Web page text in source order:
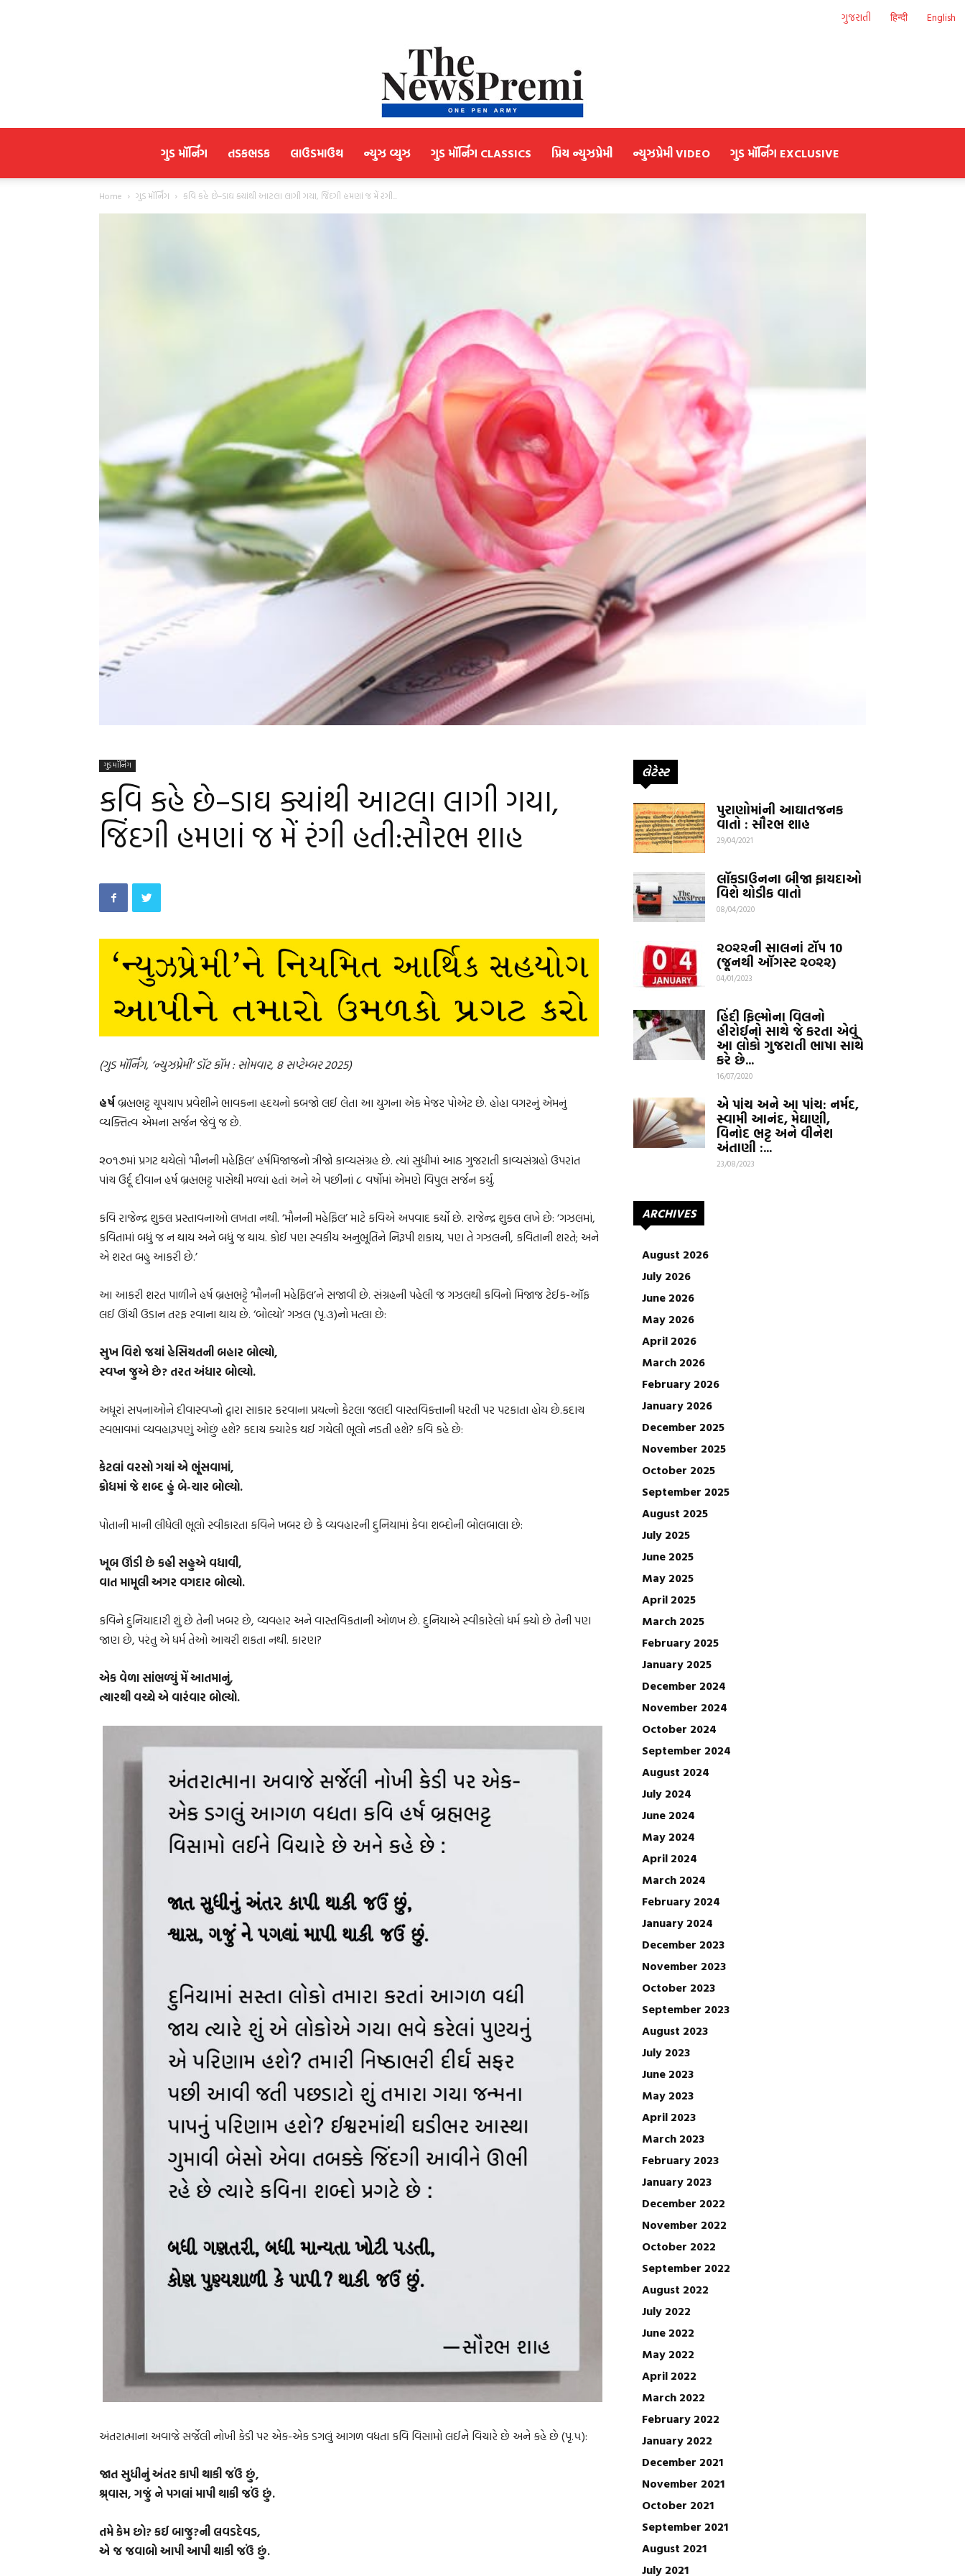
ગુજરાતી हिन्दी English
ગુડ મૉર્નિંગ તડકભડક લાઉડમાઉથ ન્યુઝ વ્યુઝ ગુડ મૉર્નિંગ CLASSICS પ્રિય ન્યુઝપ્રેમી ન્યુઝપ્રેમી VIDEO ગુડ મૉર્નિંગ EXCLUSIVE
Home ગુડ મૉર્નિંગ કવિ કહે છે–ડાઘ ક્યાંથી આટલા લાગી ગયા, જિંદગી હમણાં જ મેં રંગી...
ગુડ મૉર્નિંગ
કવિ કહે છે–ડાઘ ક્યાંથી આટલા લાગી ગયા,
જિંદગી હમણાં જ મેં રંગી હતી:સૌરભ શાહ
(ગુડ મૉર્નિંગ, ‘ન્યુઝપ્રેમી’ ડૉટ કૉમ : સોમવાર, 8 સપ્ટેમ્બર 2025)
હર્ષબ્રહ્મભટ્ટ ચૂપચાપ પ્રવેશીને ભાવકના હૃદયનો કબજો લઈ લેતા આ યુગના એક મેજર પોએટ છે. હોહા વગરનું એમનું
વ્યક્તિત્વ એમના સર્જન જેવું જ છે.
૨૦૧૭માં પ્રગટ થયેલો ‘મૌનની મહેફિલ’ હર્ષમિજાજનો ત્રીજો કાવ્યસંગ્રહ છે. ત્યાં સુધીમાં આઠ ગુજરાતી કાવ્યસંગ્રહો ઉપરાંત
પાંચ ઉર્દૂ દીવાન હર્ષ બ્રહ્મભટ્ટ પાસેથી મળ્યાં હતાં અને એ પછીનાં ૮ વર્ષોમાં એમણે વિપુલ સર્જન કર્યું.
કવિ રાજેન્દ્ર શુક્લ પ્રસ્તાવનાઓ લખતા નથી. ‘મૌનની મહેફિલ’ માટે કવિએ અપવાદ કર્યો છે. રાજેન્દ્ર શુક્લ લખે છે: ‘ગઝલમાં,
કવિતામાં બધું જ ન થાય અને બધું જ થાય. કોઈ પણ સ્વકીય અનુભૂતિને નિરૂપી શકાય, પણ તે ગઝલની, કવિતાની શરતે; અને
એ શરત બહુ આકરી છે.’
આ આકરી શરત પાળીને હર્ષ બ્રહ્મભટ્ટે ‘મૌનની મહેફિલ’ને સજાવી છે. સંગ્રહની પહેલી જ ગઝલથી કવિનો મિજાજ ટેઈક-ઑફ
લઈ ઊંચી ઉડાન તરફ રવાના થાય છે. ‘બોલ્યો’ ગઝલ (પૃ.૩)નો મત્લા છે:
સુખ વિશે જયાં હેસિયતની બહાર બોલ્યો,
સ્વપ્ન જુએ છે? તરત અંધાર બોલ્યો.
અધૂરાં સપનાઓને દીવાસ્વપ્નો દ્વારા સાકાર કરવાના પ્રયત્નો કેટલા જલદી વાસ્તવિક્તાની ધરતી પર પટકાતા હોય છે.કદાચ
સ્વભાવમાં વ્યવહારૂપણું ઓછું હશે? કદાચ ક્યારેક થઈ ગયેલી ભૂલો નડતી હશે? કવિ કહે છે:
કેટલાં વરસો ગયાં એ ભૂંસવામાં,
ક્રોધમાં જે શબ્દ હું બે-ચાર બોલ્યો.
પોતાની માની લીધેલી ભૂલો સ્વીકારતા કવિને ખબર છે કે વ્યવહારની દુનિયામાં કેવા શબ્દોની બોલબાલા છે:
ખૂબ ઊંડી છે કહી સહુએ વધાવી,
વાત મામૂલી અગર વગદાર બોલ્યો.
કવિને દુનિયાદારી શું છે તેની ખબર છે, વ્યવહાર અને વાસ્તવિકતાની ઓળખ છે. દુનિયાએ સ્વીકારેલો ધર્મ ક્યો છે તેની પણ
જાણ છે, પરંતુ એ ધર્મ તેઓ આચરી શકતા નથી. કારણ?
એક વેળા સાંભળ્યું મેં આતમાનું,
ત્યારથી વચ્ચે એ વારંવાર બોલ્યો.
અંતરાત્માના અવાજે સર્જેલી નોખી કેડી પર એક-એક ડગલું આગળ વધતા કવિ વિસામો લઈને વિચારે છે અને કહે છે (પૃ.૫):
જાત સુધીનું અંતર કાપી થાકી જઉં છું,
શ્ર્વાસ, ગજું ને પગલાં માપી થાકી જઉં છું.
તમે કેમ છો? કઈ બાજુ?ની લવડદેવડ,
એ જ જવાબો આપી આપી થાકી જઉં છું.
લેટેસ્ટ
પુરાણોમાંની આઘાતજનક
વાતો : સૌરભ શાહ
29/04/2021
લૉકડાઉનના બીજા ફાયદાઓ
વિશે થોડીક વાતો
08/04/2020
૨૦૨૨ની સાલનાં ટૉપ 10
(જૂનથી ઑગસ્ટ ૨૦૨૨)
04/01/2023
હિંદી ફિલ્મોના વિલનો
હીરોઈનો સાથે જે કરતા એવું
આ લોકો ગુજરાતી ભાષા સાથે
કરે છે...
16/07/2020
એ પાંચ અને આ પાંચ: નર્મદ,
સ્વામી આનંદ, મેઘાણી,
વિનોદ ભટ્ટ અને વીનેશ
અંતાણી :...
23/08/2023
ARCHIVES
August 2026
July 2026
June 2026
May 2026
April 2026
March 2026
February 2026
January 2026
December 2025
November 2025
October 2025
September 2025
August 2025
July 2025
June 2025
May 2025
April 2025
March 2025
February 2025
January 2025
December 2024
November 2024
October 2024
September 2024
August 2024
July 2024
June 2024
May 2024
April 2024
March 2024
February 2024
January 2024
December 2023
November 2023
October 2023
September 2023
August 2023
July 2023
June 2023
May 2023
April 2023
March 2023
February 2023
January 2023
December 2022
November 2022
October 2022
September 2022
August 2022
July 2022
June 2022
May 2022
April 2022
March 2022
February 2022
January 2022
December 2021
November 2021
October 2021
September 2021
August 2021
July 2021